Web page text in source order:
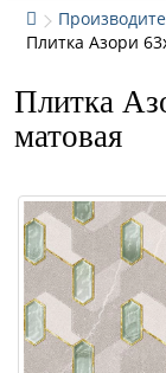
Плитка Азори
Плитка
матовая